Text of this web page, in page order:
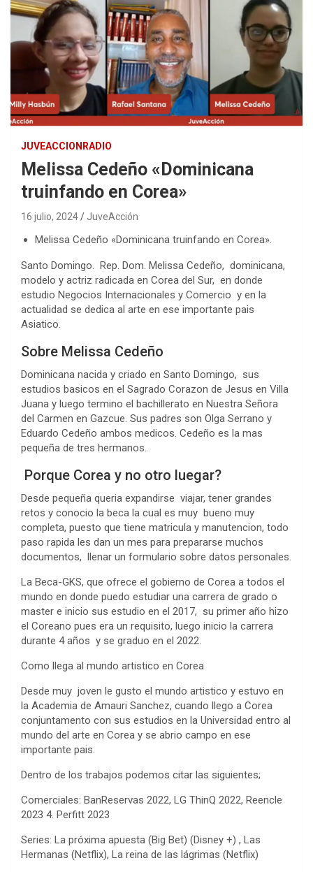
JUVEACCIONRADIO
Melissa Cedeño «Dominicana
truinfando en Corea»
16 julio, 2024 JuveAcción
Melissa Cedeño «Dominicana truinfando en Corea».
Santo Domingo. Rep. Dom. Melissa Cedeño, dominicana,
modelo y actriz radicada en Corea del Sur, en donde
estudio Negocios Internacionales y Comercio y en la
actualidad se dedica al arte en ese importante pais
Asiatico.
Sobre Melissa Cedeño
Dominicana nacida y criado en Santo Domingo, sus
estudios basicos en el Sagrado Corazon de Jesus en Villa
Juana y luego termino el bachillerato en Nuestra Señora
del Carmen en Gazcue. Sus padres son Olga Serrano y
Eduardo Cedeño ambos medicos. Cedeño es la mas
pequeña de tres hermanos.
Porque Corea y no otro luegar?
Desde pequeña queria expandirse viajar, tener grandes
retos y conocio la beca la cual es muy bueno muy
completa, puesto que tiene matricula y manutencion, todo
paso rapida les dan un mes para prepararse muchos
documentos, llenar un formulario sobre datos personales.
La Beca-GKS, que ofrece el gobierno de Corea a todos el
mundo en donde puedo estudiar una carrera de grado o
master e inicio sus estudio en el 2017, su primer año hizo
el Coreano pues era un requisito, luego inicio la carrera
durante 4 años y se graduo en el 2022.
Como llega al mundo artistico en Corea
Desde muy joven le gusto el mundo artistico y estuvo en
la Academia de Amauri Sanchez, cuando llego a Corea
conjuntamento con sus estudios en la Universidad entro al
mundo del arte en Corea y se abrio campo en ese
importante pais.
Dentro de los trabajos podemos citar las siguientes;
Comerciales: BanReservas 2022, LG ThinQ 2022, Reencle
2023 4. Perfitt 2023
Series: La próxima apuesta (Big Bet) (Disney +) , Las
Hermanas (Netflix), La reina de las lágrimas (Netflix)